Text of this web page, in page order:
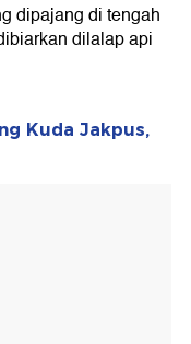
dipajang di tengah
dilalap api
Kuda Jakpus,